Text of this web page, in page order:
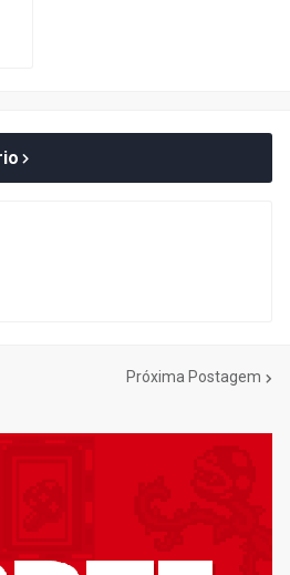
Próxima Postagem